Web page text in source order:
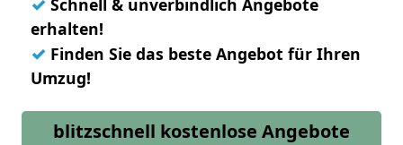
Schnell & unverbindlich Angebote
erhalten!
✓ Finden Sie das beste Angebot für Ihren
Umzug!
blitzschnell kostenlose Angebote